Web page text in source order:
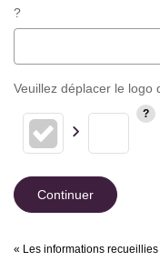
?
Veuillez déplacer le logo
Continuer
« Les informations